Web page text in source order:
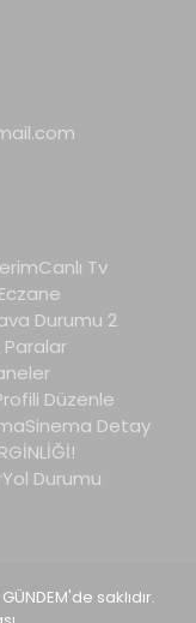
Canlı Tv
Durumu 2
Düzenle
Sinema Detay
Yol Durumu
saklıdır.